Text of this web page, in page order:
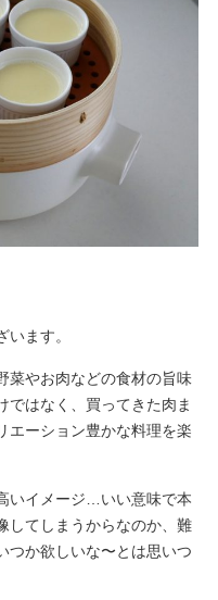
ます。
菜やお肉などの食材の旨味
ではなく、買ってきた肉ま
エーション豊かな料理を楽
いイメージ…いい意味で本
してしまうからなのか、難
つか欲しいな〜とは思いつ